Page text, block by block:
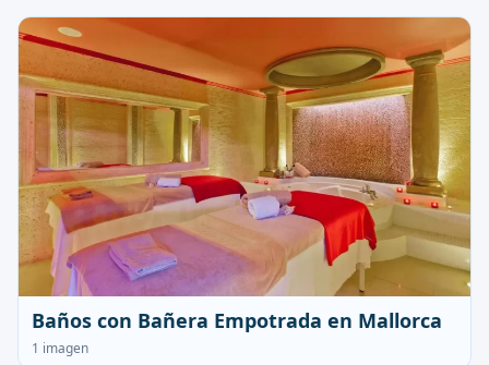
Baños con Bañera Empotrada en Mallorca
1 imagen